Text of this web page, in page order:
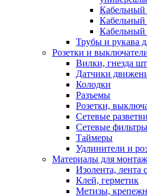
Кабельный
Кабельный
Кабельный
Трубы и рукава
Розетки и
Вилки, гнезда
Датчики
Колодки
Разъемы
Розетки,
Сетевые
Сетевые фильтры
Таймеры
Удлинители и
Материалы для
Изолента, лента
Клей, герметик
Метизы,